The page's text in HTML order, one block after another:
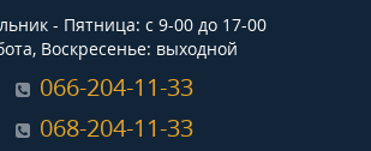
- Пятница: с 9-00 до 17-00
Воскресенье: выходной
066-204-11-33
068-204-11-33